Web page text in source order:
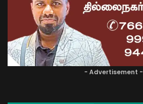
- Advertisement -